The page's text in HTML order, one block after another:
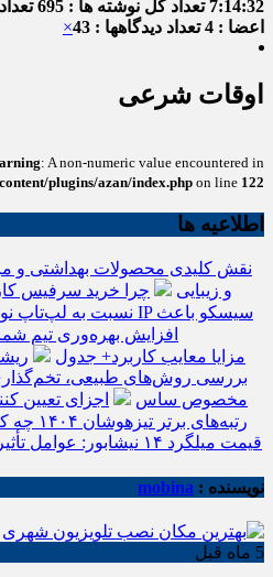
7:14:33 تعداد کل نوشته ها : 695
اعضا : 4
تعداد دیدگاهها : 43 ×
اوقات شرعی
: A non-numeric value encountered in
plugins/azan/index.php on line 122
اطلاعیه ها
نقش کلیدی محصولات بهداشتی و
و زیبایی
چرا خرید سرفیس
نسبت به لپ‌تاپ
افزایش بهره‌وری تیم
اس(ups)+مزایا معایب کاربرد+ جدول
بررسی روش‌های طبیعی،
مخصوص ساس
اجزای تعیین
رتبه‌های برتر تیزهوشان ۱۴۰۴ چه کلاس‌هایی را انتخاب کردند؟
قیمت میلگرد ۱۴ نیشابور: عوامل تأثیرگذار و پیش‌بینی وضعیت بازار
نویسنده : mobina
5 ماه قبل